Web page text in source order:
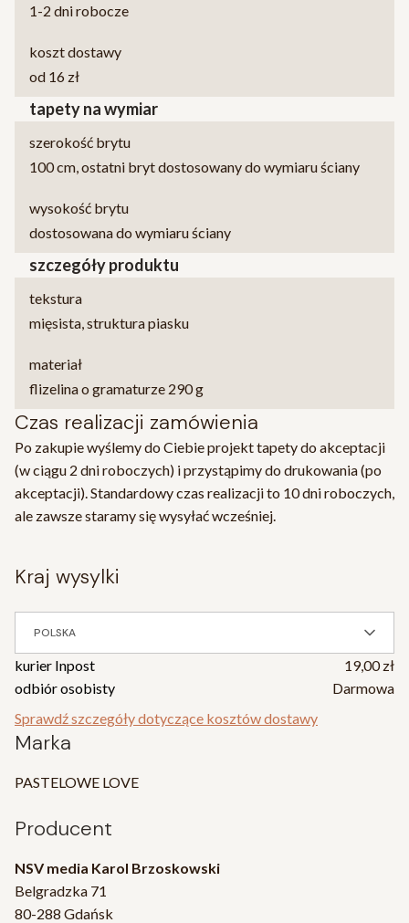
1-2 dni robocze
koszt dostawy
od 16 zł
tapety na wymiar
szerokość brytu
100 cm, ostatni bryt dostosowany do wymiaru ściany
wysokość brytu
dostosowana do wymiaru ściany
szczegóły produktu
tekstura
mięsista, struktura piasku
materiał
flizelina o gramaturze 290 g
Czas realizacji zamówienia
Po zakupie wyślemy do Ciebie projekt tapety do akceptacji
(w ciągu 2 dni roboczych) i przystąpimy do drukowania (po
akceptacji). Standardowy czas realizacji to 10 dni roboczych,
ale zawsze staramy się wysyłać wcześniej.
kraj wysylki
POLSKA
kurier Inpost
19,00 zł
odbiór osobisty
Darmowa
Sprawdź szczegóły dotyczące kosztów dostawy
Marka
PASTELOWE LOVE
Producent
NSV media Karol Brzoskowski
Belgradzka 71
80-288 Gdańsk